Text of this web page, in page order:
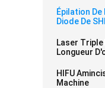
Épilation De
Diode De
Laser Triple
Longueur
HIFU
Machine